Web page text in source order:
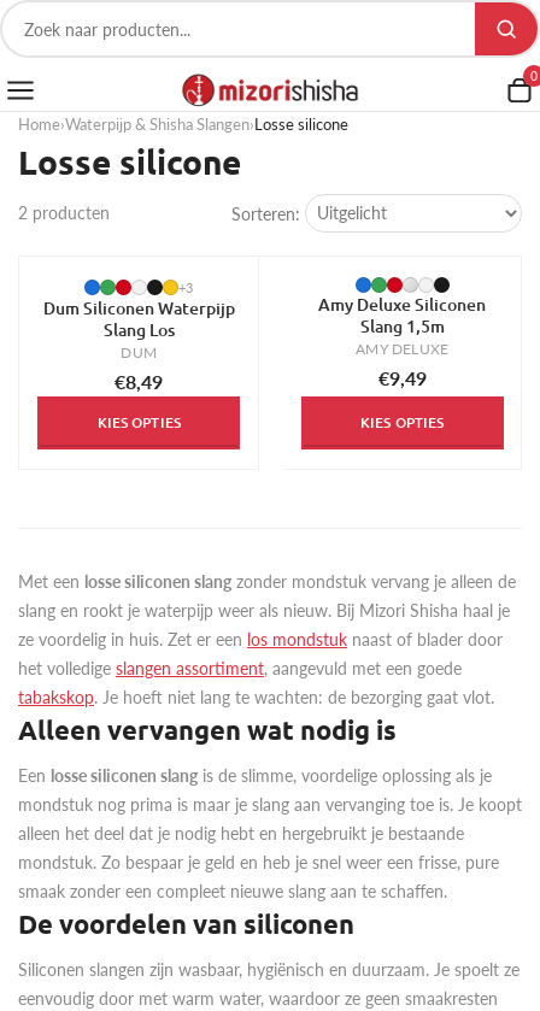
0
Home›Waterpijp & Shisha Slangen›Losse silicone
Losse silicone
2 producten Sorteren:
+3
Dum Siliconen Waterpijp
Slang Los
DUM
€8,49
KIES OPTIES
Amy Deluxe Siliconen
Slang 1,5m
AMY DELUXE
€9,49
KIES OPTIES
Met een losse siliconen slang zonder mondstuk vervang je alleen de
slang en rookt je waterpijp weer als nieuw. Bij Mizori Shisha haal je
ze voordelig in huis. Zet er een los mondstuk naast of blader door
het volledige slangen assortiment, aangevuld met een goede
tabakskop. Je hoeft niet lang te wachten: de bezorging gaat vlot.
Alleen vervangen wat nodig is
Een losse siliconen slang is de slimme, voordelige oplossing als je
mondstuk nog prima is maar je slang aan vervanging toe is. Je koopt
alleen het deel dat je nodig hebt en hergebruikt je bestaande
mondstuk. Zo bespaar je geld en heb je snel weer een frisse, pure
smaak zonder een compleet nieuwe slang aan te schaffen.
De voordelen van siliconen
Siliconen slangen zijn wasbaar, hygiënisch en duurzaam. Je spoelt ze
eenvoudig door met warm water, waardoor ze geen smaakresten